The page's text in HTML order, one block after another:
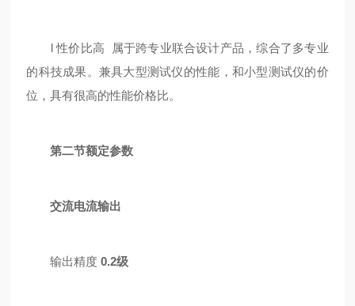
l 性价比高 属于跨专业联合设计产品，综合了多专业
的科技成果。兼具大型测试仪的性能，和小型测试仪的价
位，具有很高的性能价格比。
第二节额定参数
交流电流输出
输出精度0.2级